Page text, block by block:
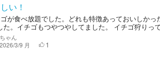
い！
が食べ放題でした。どれも特徴あっておいしか
た。イチゴもつやつやしてました。 イチゴ狩りっ
ゃん
2026/3/9 月 1